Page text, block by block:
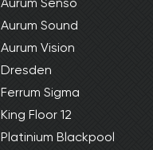
Aurum Sound
Aurum Vision
Dresden
Ferrum Sigma
King Floor 12
Platinium Blackpool